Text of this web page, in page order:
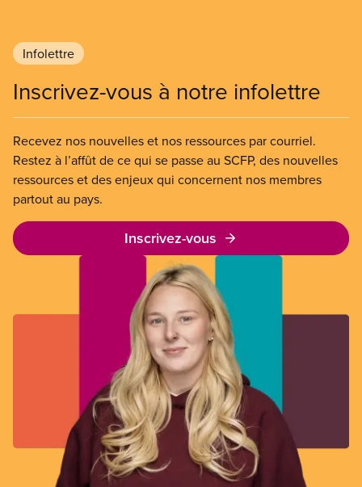
Infolettre
Inscrivez-vous à notre infolettre
Recevez nos nouvelles et nos ressources par courriel.
Restez à l’affût de ce qui se passe au SCFP, des nouvelles
ressources et des enjeux qui concernent nos membres
partout au pays.
Inscrivez-vous